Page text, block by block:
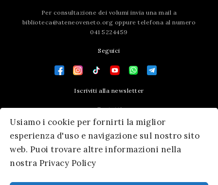
Usiamo i cookie per fornirti la miglior
esperienza d'uso e navigazione sul nostro sito
web. Puoi trovare altre informazioni nella
nostra Privacy Policy
Per consultazione dei volumi invia una mail a
biblioteca@ateneoveneto.org oppure telefona al numero
041 5224459
Seguici
Iscriviti alla newsletter
Contatti